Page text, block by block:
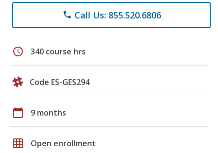
phone Call Us: 855.520.6806
schedule 340 course hrs
Code ES-GES294
calendar_today 9 months
grid_on Open enrollment